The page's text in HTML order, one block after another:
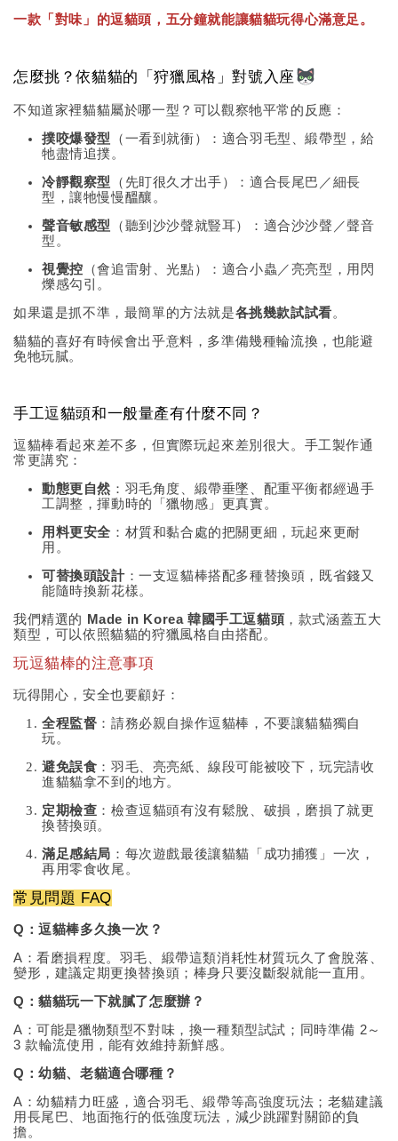
一款「對味」的逗貓頭，五分鐘就能讓貓貓玩得心滿意足。
怎麼挑？依貓貓的「狩獵風格」對號入座
不知道家裡貓貓屬於哪一型？可以觀察牠平常的反應：
撲咬爆發型
（一看到就衝）：適合羽毛型、緞帶型，給
牠盡情追撲。
冷靜觀察型
（先盯很久才出手）：適合長尾巴／細長
型，讓牠慢慢醞釀。
聲音敏感型
（聽到沙沙聲就豎耳）：適合沙沙聲／聲音
型。
視覺控 （會追雷射、光點）：適合小蟲／亮亮型，用閃
爍感勾引。
如果還是抓不準，最簡單的方法就是各挑幾款試試看。
貓貓的喜好有時候會出乎意料，多準備幾種輪流換，也能避
免牠玩膩。
手工逗貓頭和一般量產有什麼不同？
逗貓棒看起來差不多，但實際玩起來差別很大。手工製作通
常更講究：
動態更自然 ：羽毛角度、緞帶垂墜、配重平衡都經過手
工調整，揮動時的「獵物感」更真實。
用料更安全 ：材質和黏合處的把關更細，玩起來更耐
用。
可替換頭設計：一支逗貓棒搭配多種替換頭，既省錢又
能隨時換新花樣。
我們精選的 Made in Korea 韓國手工逗貓頭 ，款式涵蓋五大
類型，可以依照貓貓的狩獵風格自由搭配。
玩逗貓棒的注意事項
玩得開心，安全也要顧好：
全程監督 ：請務必親自操作逗貓棒，不要讓貓貓獨自
玩。
避免誤食 ：羽毛、亮亮紙、線段可能被咬下，玩完請收
進貓貓拿不到的地方。
定期檢查 ：檢查逗貓頭有沒有鬆脫、破損，磨損了就更
換替換頭。
滿足感結局 ：每次遊戲最後讓貓貓「成功捕獲」一次，
再用零食收尾。
常見問題 FAQ
Q：逗貓棒多久換一次？
A：看磨損程度。羽毛、緞帶這類消耗性材質玩久了會脫落、
變形，建議定期更換替換頭；棒身只要沒斷裂就能一直用。
Q：貓貓玩一下就膩了怎麼辦？
A：可能是獵物類型不對味，換一種類型試試；同時準備 2～
3 款輪流使用，能有效維持新鮮感。
Q：幼貓、老貓適合哪種？
A：幼貓精力旺盛，適合羽毛、緞帶等高強度玩法；老貓建議
用長尾巴、地面拖行的低強度玩法，減少跳躍對關節的負
擔。